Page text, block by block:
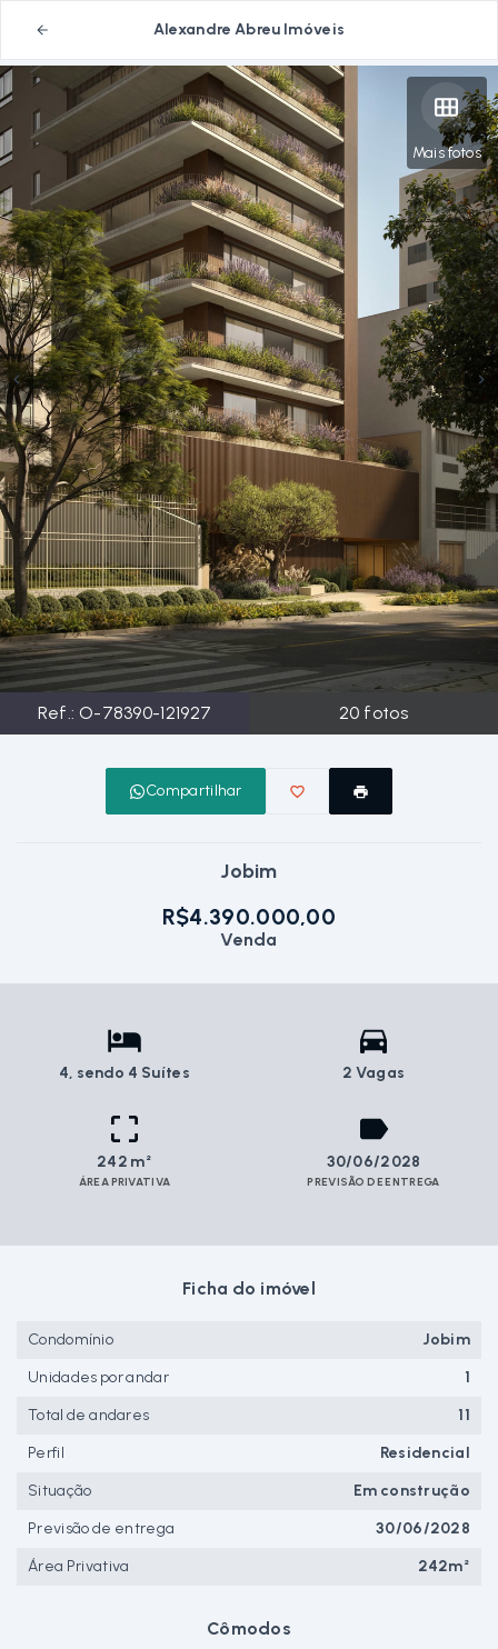
Alexandre Abreu Imóveis
Mais fotos
Ref.: O-78390-121927 20 fotos
Compartilhar
Jobim
R$4.390.000,00
Venda
4, sendo 4 Suítes 2 Vagas
242 m²
ÁREA PRIVATIVA
30/06/2028
PREVISÃO DE ENTREGA
Cômodos
Ficha do imóvel
Condomínio
Jobim
Unidades por andar
1
Total de andares
11
Perfil
Residencial
Situação
Em construção
Previsão de entrega
30/06/2028
Área Privativa
242m²